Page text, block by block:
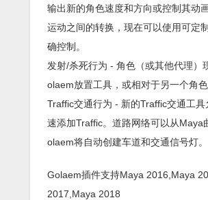
输出新的角色速度和方向或控制其动画
运动之间的转换，现在可以使用可定
确控制。
发射/杀死行为 - 角色（或其他代理）
olaem放置工具，或相对于另一个角色
Traffic交通行为 - 新的Traffic交通工具
速添加Traffic。道路网络可以从Maya
olaem将自动创建车道和交通信号灯。
Golaem插件支持Maya 2016,Maya
2017,Maya 2018